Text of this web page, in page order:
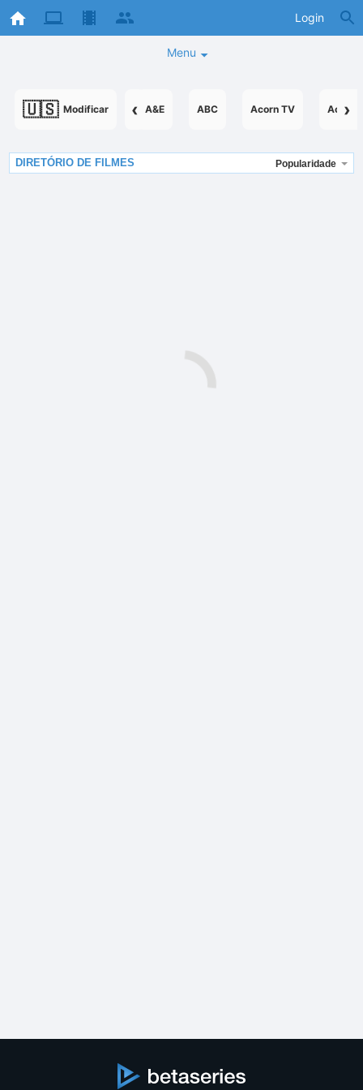
Login
Menu
🇺🇸 Modificar ‹ ›
A&E ABC Acorn TV
DIRETÓRIO DE FILMES Popularidade